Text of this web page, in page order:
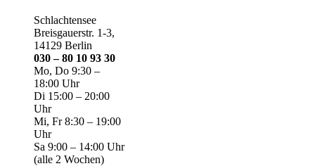
Schlachtensee
Breisgauerstr. 1-3,
14129 Berlin
030 – 80 10 93 30
Mo, Do 9:30 –
18:00 Uhr
Di 15:00 – 20:00
Uhr
Mi, Fr 8:30 – 19:00
Uhr
Sa 9:00 – 14:00 Uhr
(alle 2 Wochen)